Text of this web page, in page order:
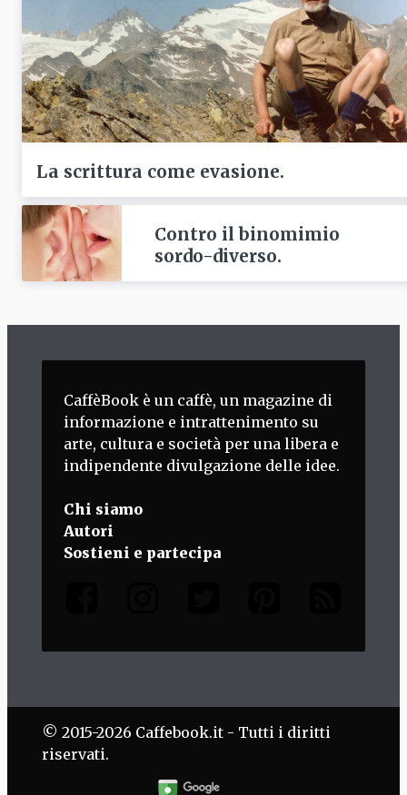
La scrittura come evasione.
Contro il binomimio
sordo-diverso.
CaffèBook è un caffè, un magazine di
informazione e intrattenimento su
arte, cultura e società per una libera e
indipendente divulgazione delle idee.
Chi siamo
Autori
Sostieni e partecipa
© 2015-2026 Caffebook.it - Tutti i diritti
riservati.